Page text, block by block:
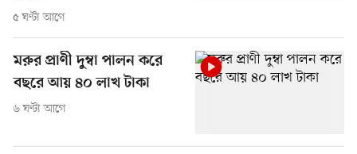
৫ ঘণ্টা আগে
মরুর প্রাণী দুম্বা পালন করে
বছরে আয় ৪০ লাখ টাকা
৬ ঘণ্টা আগে